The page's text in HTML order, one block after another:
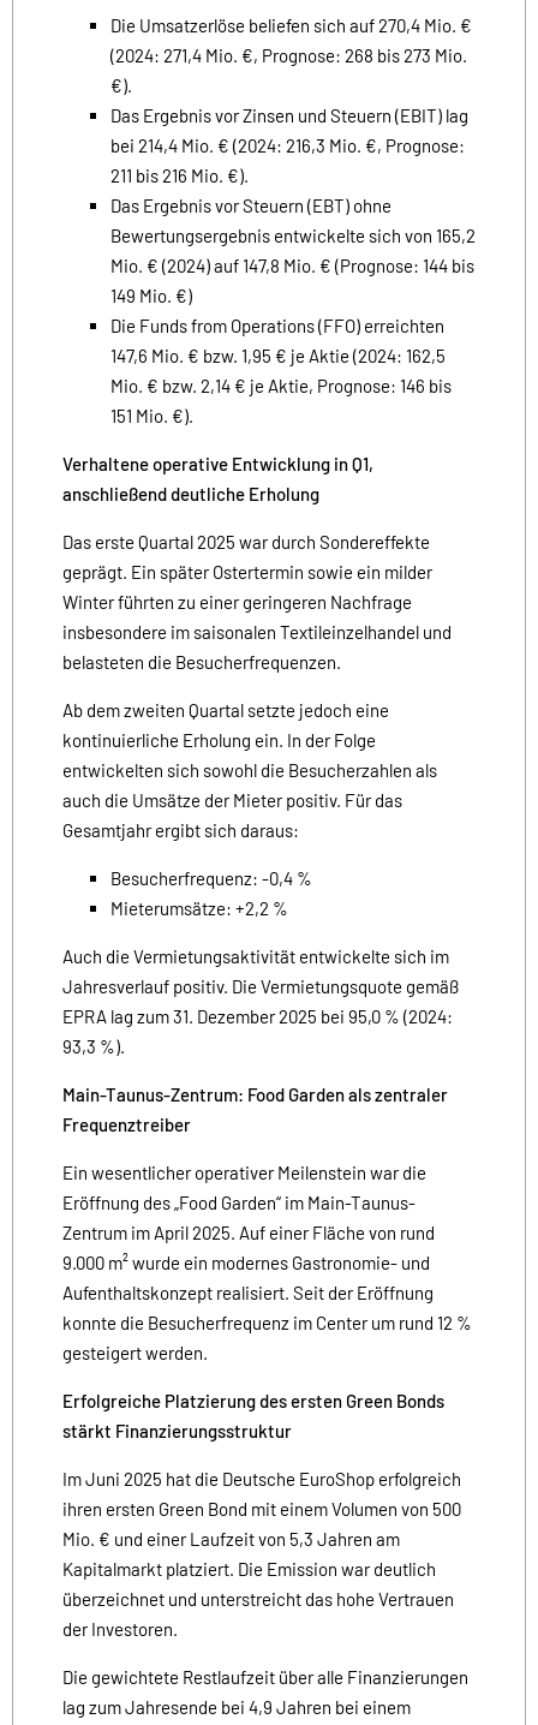
Die Umsatzerlöse beliefen sich auf 270,4 Mio. €
(2024: 271,4 Mio. €, Prognose: 268 bis 273 Mio.
€).
Das Ergebnis vor Zinsen und Steuern (EBIT) lag
bei 214,4 Mio. € (2024: 216,3 Mio. €, Prognose:
211 bis 216 Mio. €).
Das Ergebnis vor Steuern (EBT) ohne
Bewertungsergebnis entwickelte sich von 165,2
Mio. € (2024) auf 147,8 Mio. € (Prognose: 144 bis
149 Mio. €)
Die Funds from Operations (FFO) erreichten
147,6 Mio. € bzw. 1,95 € je Aktie (2024: 162,5
Mio. € bzw. 2,14 € je Aktie, Prognose: 146 bis
151 Mio. €).
Verhaltene operative Entwicklung in Q1,
anschließend deutliche Erholung
Das erste Quartal 2025 war durch Sondereffekte
geprägt. Ein später Ostertermin sowie ein milder
Winter führten zu einer geringeren Nachfrage
insbesondere im saisonalen Textileinzelhandel und
belasteten die Besucherfrequenzen.
Ab dem zweiten Quartal setzte jedoch eine
kontinuierliche Erholung ein. In der Folge
entwickelten sich sowohl die Besucherzahlen als
auch die Umsätze der Mieter positiv. Für das
Gesamtjahr ergibt sich daraus:
Besucherfrequenz: -0,4 %
Mieterumsätze: +2,2 %
Auch die Vermietungsaktivität entwickelte sich im
Jahresverlauf positiv. Die Vermietungsquote gemäß
EPRA lag zum 31. Dezember 2025 bei 95,0 % (2024:
93,3 %).
Main-Taunus-Zentrum: Food Garden als zentraler
Frequenztreiber
Ein wesentlicher operativer Meilenstein war die
Eröffnung des „Food Garden“ im Main-Taunus-
Zentrum im April 2025. Auf einer Fläche von rund
9.000 m² wurde ein modernes Gastronomie- und
Aufenthaltskonzept realisiert. Seit der Eröffnung
konnte die Besucherfrequenz im Center um rund 12 %
gesteigert werden.
Erfolgreiche Platzierung des ersten Green Bonds
stärkt Finanzierungsstruktur
Im Juni 2025 hat die Deutsche EuroShop erfolgreich
ihren ersten Green Bond mit einem Volumen von 500
Mio. € und einer Laufzeit von 5,3 Jahren am
Kapitalmarkt platziert. Die Emission war deutlich
überzeichnet und unterstreicht das hohe Vertrauen
der Investoren.
Die gewichtete Restlaufzeit über alle Finanzierungen
lag zum Jahresende bei 4,9 Jahren bei einem